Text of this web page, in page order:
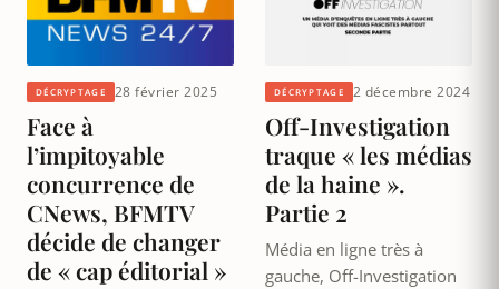
DÉCRYPTAGE 28 février 2025
Face à
l’impitoyable
concurrence de
CNews, BFMTV
décide de changer
de « cap éditorial »
DÉCRYPTAGE 2 décembre 2024
Off-Investigation
traque « les médias
de la haine ».
Partie 2
Média en ligne très à
gauche, Off-Investigation